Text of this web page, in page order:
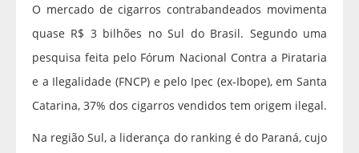
O mercado de cigarros contrabandeados movimenta
quase R$ 3 bilhões no Sul do Brasil. Segundo uma
pesquisa feita pelo Fórum Nacional Contra a Pirataria
e a Ilegalidade (FNCP) e pelo Ipec (ex-Ibope), em Santa
Catarina, 37% dos cigarros vendidos tem origem ilegal.
Na região Sul, a liderança do ranking é do Paraná, cujo